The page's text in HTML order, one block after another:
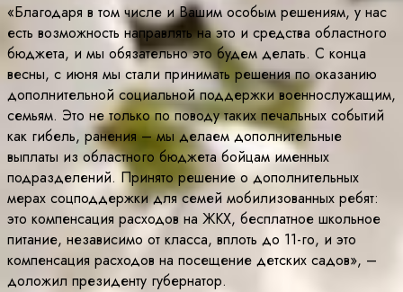
«Благодаря в том числе и Вашим особым решениям, у нас
есть возможность направлять на это и средства областного
бюджета, и мы обязательно это будем делать. С конца
весны, с июня мы стали принимать решения по оказанию
дополнительной социальной поддержки военнослужащим,
семьям. Это не только по поводу таких печальных событий
как гибель, ранения – мы делаем дополнительные
выплаты из областного бюджета бойцам именных
подразделений. Принято решение о дополнительных
мерах соцподдержки для семей мобилизованных ребят:
это компенсация расходов на ЖКХ, бесплатное школьное
питание, независимо от класса, вплоть до 11-го, и это
компенсация расходов на посещение детских садов», –
доложил президенту губернатор.